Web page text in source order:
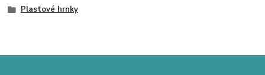
Plastové hrnky